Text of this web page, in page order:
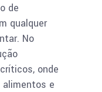
de
qualquer
No
onde
e